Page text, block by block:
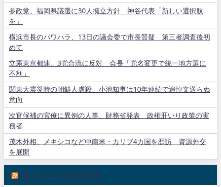
参政党、福岡県議選に30人擁立方針 神谷代表「新しい選択肢
を」
横浜市長のパワハラ、13日の議会委で市長質疑 第三者調査後初
めて
立憲東京都連、3党合流に反対 会長「党名変更で統一地方選に
不利」
関東大震災時の朝鮮人虐殺、小池知事は10年連続で追悼文送らぬ
意向
次官候補の官僚に異例の人事、財務省発表 政権肝いり政策の実
務者
茂木外相、メキシコなど中南米・カリブ4カ国を歴訪 資源外交
を展開
朝日デジタル経済新聞